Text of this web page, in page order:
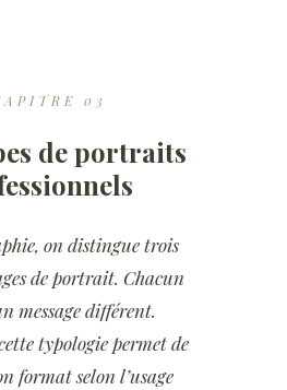
03
de portraits
on distingue trois
de portrait. Chacun
message différent.
typologie permet de
format selon l’usage